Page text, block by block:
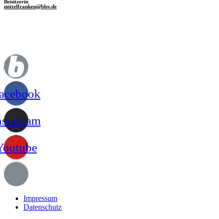
Beisitzerin
mittelfranken@blsv.de
Impressum
Datenschutz